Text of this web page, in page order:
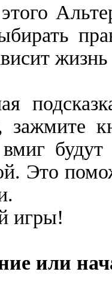
зажмите
Это
игры!
или